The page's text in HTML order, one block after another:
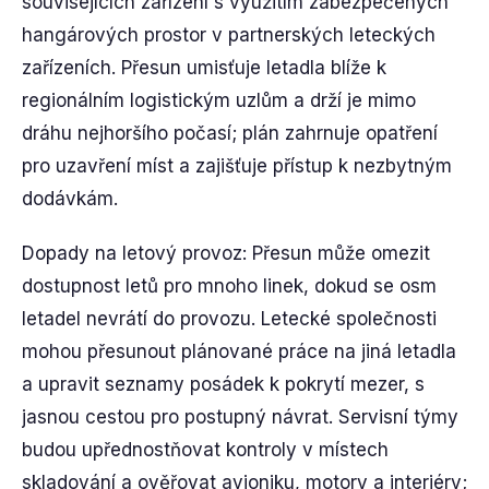
hangárových prostor v partnerských leteckých
zařízeních. Přesun umisťuje letadla blíže k
regionálním logistickým uzlům a drží je mimo
dráhu nejhoršího počasí; plán zahrnuje opatření
pro uzavření míst a zajišťuje přístup k nezbytným
dodávkám.
Dopady na letový provoz: Přesun může omezit
dostupnost letů pro mnoho linek, dokud se osm
letadel nevrátí do provozu. Letecké společnosti
mohou přesunout plánované práce na jiná letadla
a upravit seznamy posádek k pokrytí mezer, s
jasnou cestou pro postupný návrat. Servisní týmy
budou upřednostňovat kontroly v místech
skladování a ověřovat avioniku, motory a interiéry;